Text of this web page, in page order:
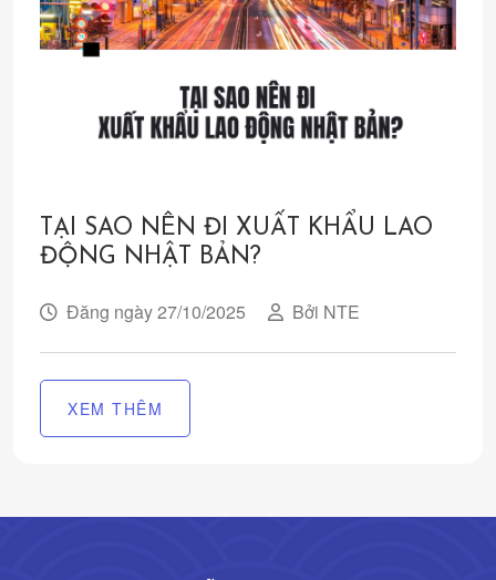
TẠI SAO NÊN ĐI XUẤT KHẨU LAO
ĐỘNG NHẬT BẢN?
Đăng ngày 27/10/2025 Bởi NTE
XEM THÊM